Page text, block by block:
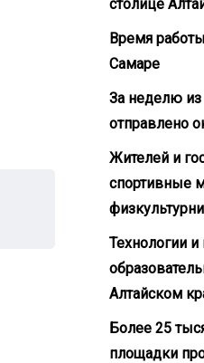
столице
Время
Самаре
За неделю
отправлено
Жителей и
спортивные
Технологии
Алтайском
Более 25
площадки